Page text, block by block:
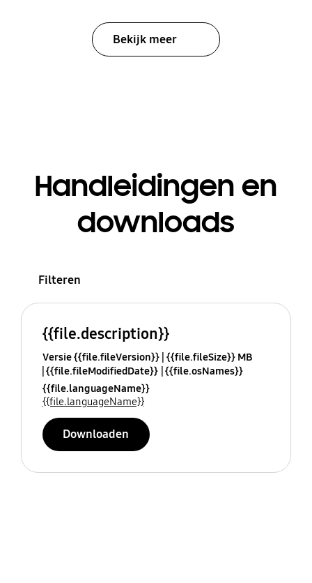
Bekijk meer
Handleidingen en
downloads
Filteren
{{file.description}}
Versie {{file.fileVersion}} {{file.fileSize}} MB
{{file.fileModifiedDate}} {{file.osNames}}
{{file.languageName}}
{{file.languageName}}
Downloaden